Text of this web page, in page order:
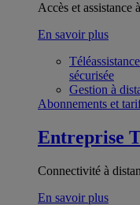
Accès et assistance
En savoir plus
Téléassistance
sécurisée
Gestion à
Abonnements et
Entreprise
Connectivité à
En savoir plus